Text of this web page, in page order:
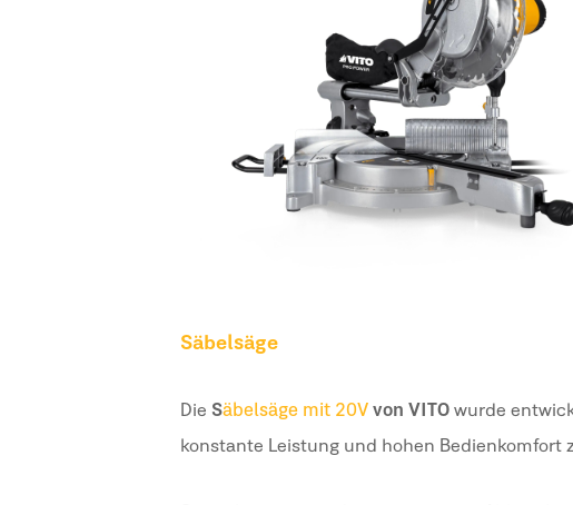
Säbelsäge
Die Säbelsäge mit 20 V von VITO wurde
konstante Leistung und hohen Bedienkomfort